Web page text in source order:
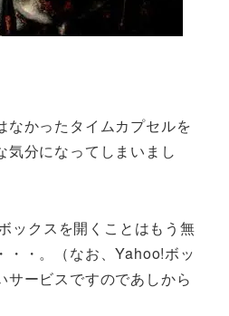
なかったタイムカプセルを
気分になってしまいまし
ックスを開くことはもう無
・・。（なお、Yahoo!ボッ
サービスですのであしから